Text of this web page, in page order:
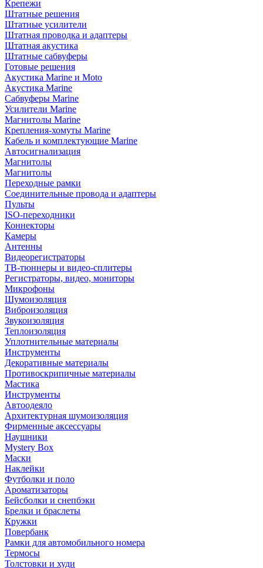
Крепежи
Штатные решения
Штатные усилители
Штатная проводка и адаптеры
Штатная акустика
Штатные сабвуферы
Готовые решения
Акустика Marine и Moto
Акустика Marine
Сабвуферы Marine
Усилители Marine
Магнитолы Marine
Крепления-хомуты Marine
Кабель и комплектующие Marine
Автосигнализация
Магнитолы
Магнитолы
Переходные рамки
Соединительные провода и адаптеры
Пульты
ISO-переходники
Коннекторы
Камеры
Антенны
Видеорегистраторы
ТВ-тюннеры и видео-сплитеры
Регистраторы, видео, мониторы
Микрофоны
Шумоизоляция
Виброизоляция
Звукоизоляция
Теплоизоляция
Уплотнительные материалы
Инструменты
Декоративные материалы
Противоскрипичные материалы
Мастика
Инструменты
Автоодеяло
Архитектурная шумоизоляция
Фирменные аксессуары
Наушники
Mystery Box
Маски
Наклейки
Футболки и поло
Ароматизаторы
Бейсболки и снепбэки
Брелки и браслеты
Кружки
Повербанк
Рамки для автомобильного номера
Термосы
Толстовки и худи